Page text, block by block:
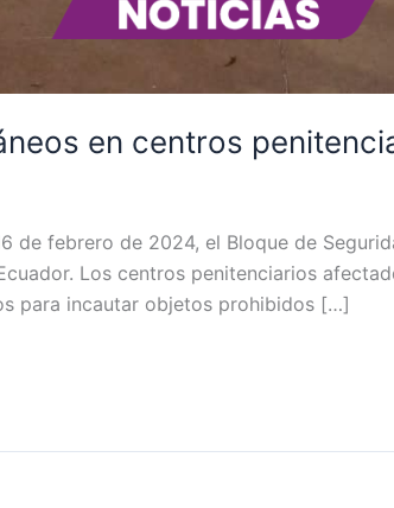
en centros
de febrero de 2024, el Bloque de
Los centros penitenciarios
para incautar objetos prohibidos […]